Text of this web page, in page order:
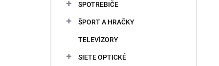
SPOTREBIČE
ŠPORT A HRAČKY
TELEVÍZORY
SIETE OPTICKÉ